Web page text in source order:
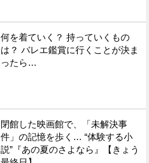
何を着ていく？ 持っていくもの
は？ バレエ鑑賞に行くことが決ま
ったら…
閉館した映画館で、「未解決事
件」の記憶を歩く… “体験する小
説”『あの夏のさよなら』【きょう